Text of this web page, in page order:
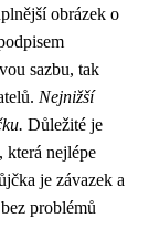
obrázek o
sazbu, tak
Nejnižší
Důležité je
která nejlépe
je závazek a
problémů